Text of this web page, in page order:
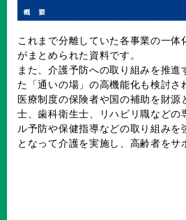
これまで分離していた各事業の一体
がまとめられた資料です。
また、介護予防への取り組みを推
た「通いの場」の高機能化も検討さ
医療制度の保険者や国の補助を財源
士、歯科衛生士、リハビリ職などの
ル予防や保健指導などの取り組みを
となって介護を実施し、高齢者をサ